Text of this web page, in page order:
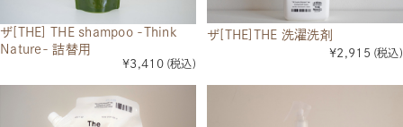
ザ[THE] THE shampoo -Think
Nature- 詰替用
¥3,410 (税込)
ザ[THE]THE 洗濯洗剤
¥2,915 (税込)